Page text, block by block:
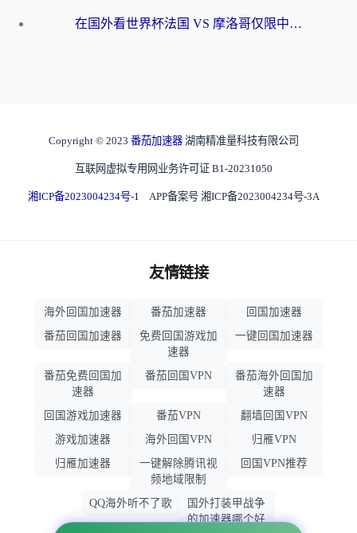
在国外看世界杯法国 VS 摩洛哥仅限中国大陆？海外党这样看中文解说赛事不卡顿
Copyright © 2023 番茄加速器 湖南精准量科技有限公司
互联网虚拟专用网业务许可证 B1-20231050
湘ICP备2023004234号-1 APP备案号 湘ICP备2023004234号-3A
友情链接
海外回国加速器 番茄加速器
回国加速器
番茄回国加速器
免费回国游戏加
速器
一键回国加速器
番茄免费回国加
速器
番茄回国VPN
番茄海外回国加
速器
回国游戏加速器
番茄VPN
翻墙回国VPN
游戏加速器
海外回国VPN
归雁VPN
归雁加速器
一键解除腾讯视
频地域限制
回国VPN推荐
QQ海外听不了歌
国外打装甲战争
的加速器哪个好